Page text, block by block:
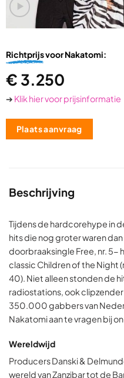
Richtprijsvoor Nakatomi:
€ 3.250
➔ Klik hier voor prijsinformatie
Plaats aanvraag
Beschrijving
Tijdens de hardcorehype in
hits die nog groter waren
doorbraaksingle Free, nr. 5-
classic Children of the Night
40). Niet alleen stonden de
radiostations, ook
350.000 gabbers van
Nakatomi aan te vragen bij
Wereldwijd
Producers Danski &
wereld van Zanzibar tot de